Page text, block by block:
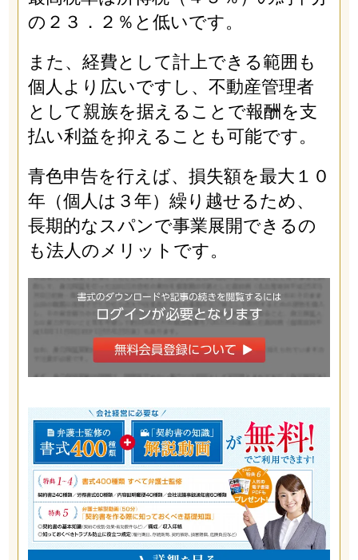
の２３．２％と低いです。
また、経費として計上できる範囲も
個人より広いですし、不動産管理者
として親族を据えることで報酬を支
払い利益を抑えることも可能です。
青色申告を行えば、損失額を最大１０
年（個人は３年）繰り越せるため、
長期的なスパンで事業展開できるの
も法人のメリットです。